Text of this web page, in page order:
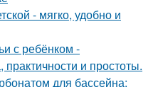
- мягко, удобно и
с ребёнком -
и простоты.
для бассейна: